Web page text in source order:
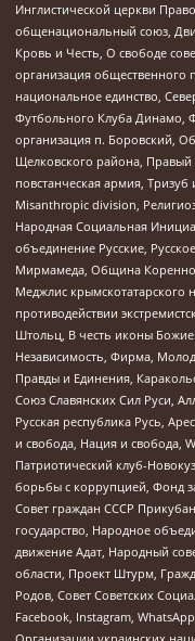
Инглистической церкви
общенациональный союз,
Кровь и Честь, О свободе
организация общественного
национальное единство,
Футбольного Клуба Динамо,
организация п. Боровский,
Щелковского района,
повстанческая армия,
Misanthropic division,
Народная Социальная
объединение Русские,
Мирмамеда, Община
Меджлис
противодействии
Штольц, В честь иконы
Независимость, Фирма,
Правды и Единения,
Союз Славянских Сил Руси,
Русская республика Русь,
и свобода, Нация и свобода,
Патриотический клуб-
борьбы с коррупцией, Фонд
Совет граждан СССР
государство, Народное
движение Адат, Народный
области, Проект Штурм,
Родов, Совет Советских
Facebook, Instagram,